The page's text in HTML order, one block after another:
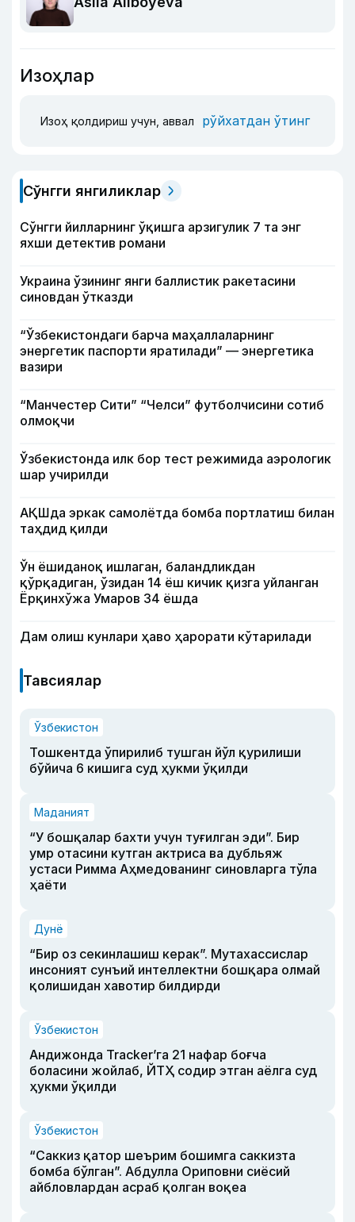
Изоҳлар
Изоҳ қолдириш учун, аввал рўйхатдан ўтинг
Сўнгги янгиликлар
Сўнгги йилларнинг ўқишга арзигулик 7 та энг
яхши детектив романи
Украина ўзининг янги баллистик ракетасини
синовдан ўтказди
“Ўзбекистондаги барча маҳаллаларнинг
энергетик паспорти яратилади” — энергетика
вазири
“Манчестер Сити” “Челси” футболчисини сотиб
олмоқчи
Ўзбекистонда илк бор тест режимида аэрологик
шар учирилди
АҚШда эркак самолётда бомба портлатиш билан
таҳдид қилди
Ўн ёшиданоқ ишлаган, баландликдан
қўрқадиган, ўзидан 14 ёш кичик қизга уйланган
Ёрқинхўжа Умаров 34 ёшда
Дам олиш кунлари ҳаво ҳарорати кўтарилади
Тавсиялар
Ўзбекистон
Тошкентда ўпирилиб тушган йўл қурилиши
бўйича 6 кишига суд ҳукми ўқилди
Маданият
“У бошқалар бахти учун туғилган эди”. Бир
умр отасини кутган актриса ва дубльяж
устаси Римма Аҳмедованинг синовларга тўла
ҳаёти
Дунё
“Бир оз секинлашиш керак”. Мутахассислар
инсоният сунъий интеллектни бошқара олмай
қолишидан хавотир билдирди
Ўзбекистон
Андижонда Tracker’га 21 нафар боғча
боласини жойлаб, ЙТҲ содир этган аёлга суд
ҳукми ўқилди
Ўзбекистон
“Саккиз қатор шеърим бошимга саккизта
бомба бўлган”. Абдулла Ориповни сиёсий
айбловлардан асраб қолган воқеа